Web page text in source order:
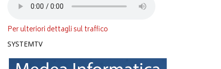
Per ulteriori dettagli sul traffico
SYSTEMTV